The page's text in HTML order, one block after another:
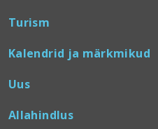
Turism
Kalendrid ja märkmikud
Uus
Allahindlus